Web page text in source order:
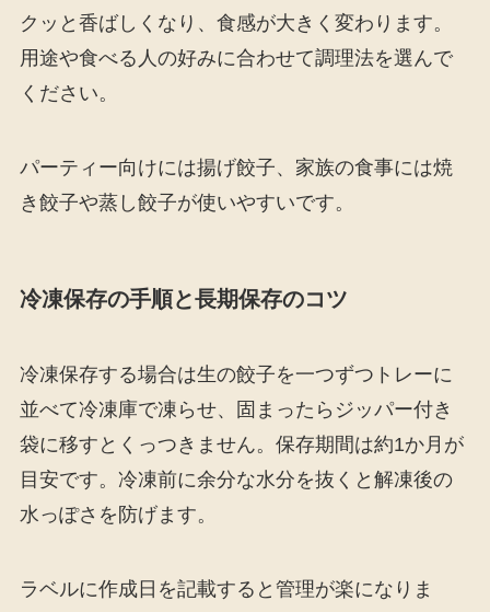
クッと香ばしくなり、食感が大きく変わります。
用途や食べる人の好みに合わせて調理法を選んで
ください。
パーティー向けには揚げ餃子、家族の食事には焼
き餃子や蒸し餃子が使いやすいです。
冷凍保存の手順と長期保存のコツ
冷凍保存する場合は生の餃子を一つずつトレーに
並べて冷凍庫で凍らせ、固まったらジッパー付き
袋に移すとくっつきません。保存期間は約1か月が
目安です。冷凍前に余分な水分を抜くと解凍後の
水っぽさを防げます。
ラベルに作成日を記載すると管理が楽になりま